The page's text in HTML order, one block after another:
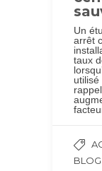
Un
arrêt
taux
BLOG